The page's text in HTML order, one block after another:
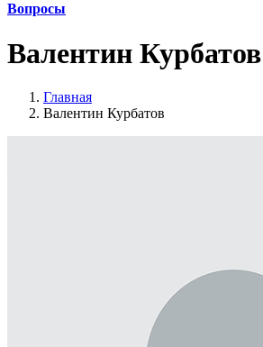
Вопросы
Валентин Курбатов
Главная
Валентин Курбатов